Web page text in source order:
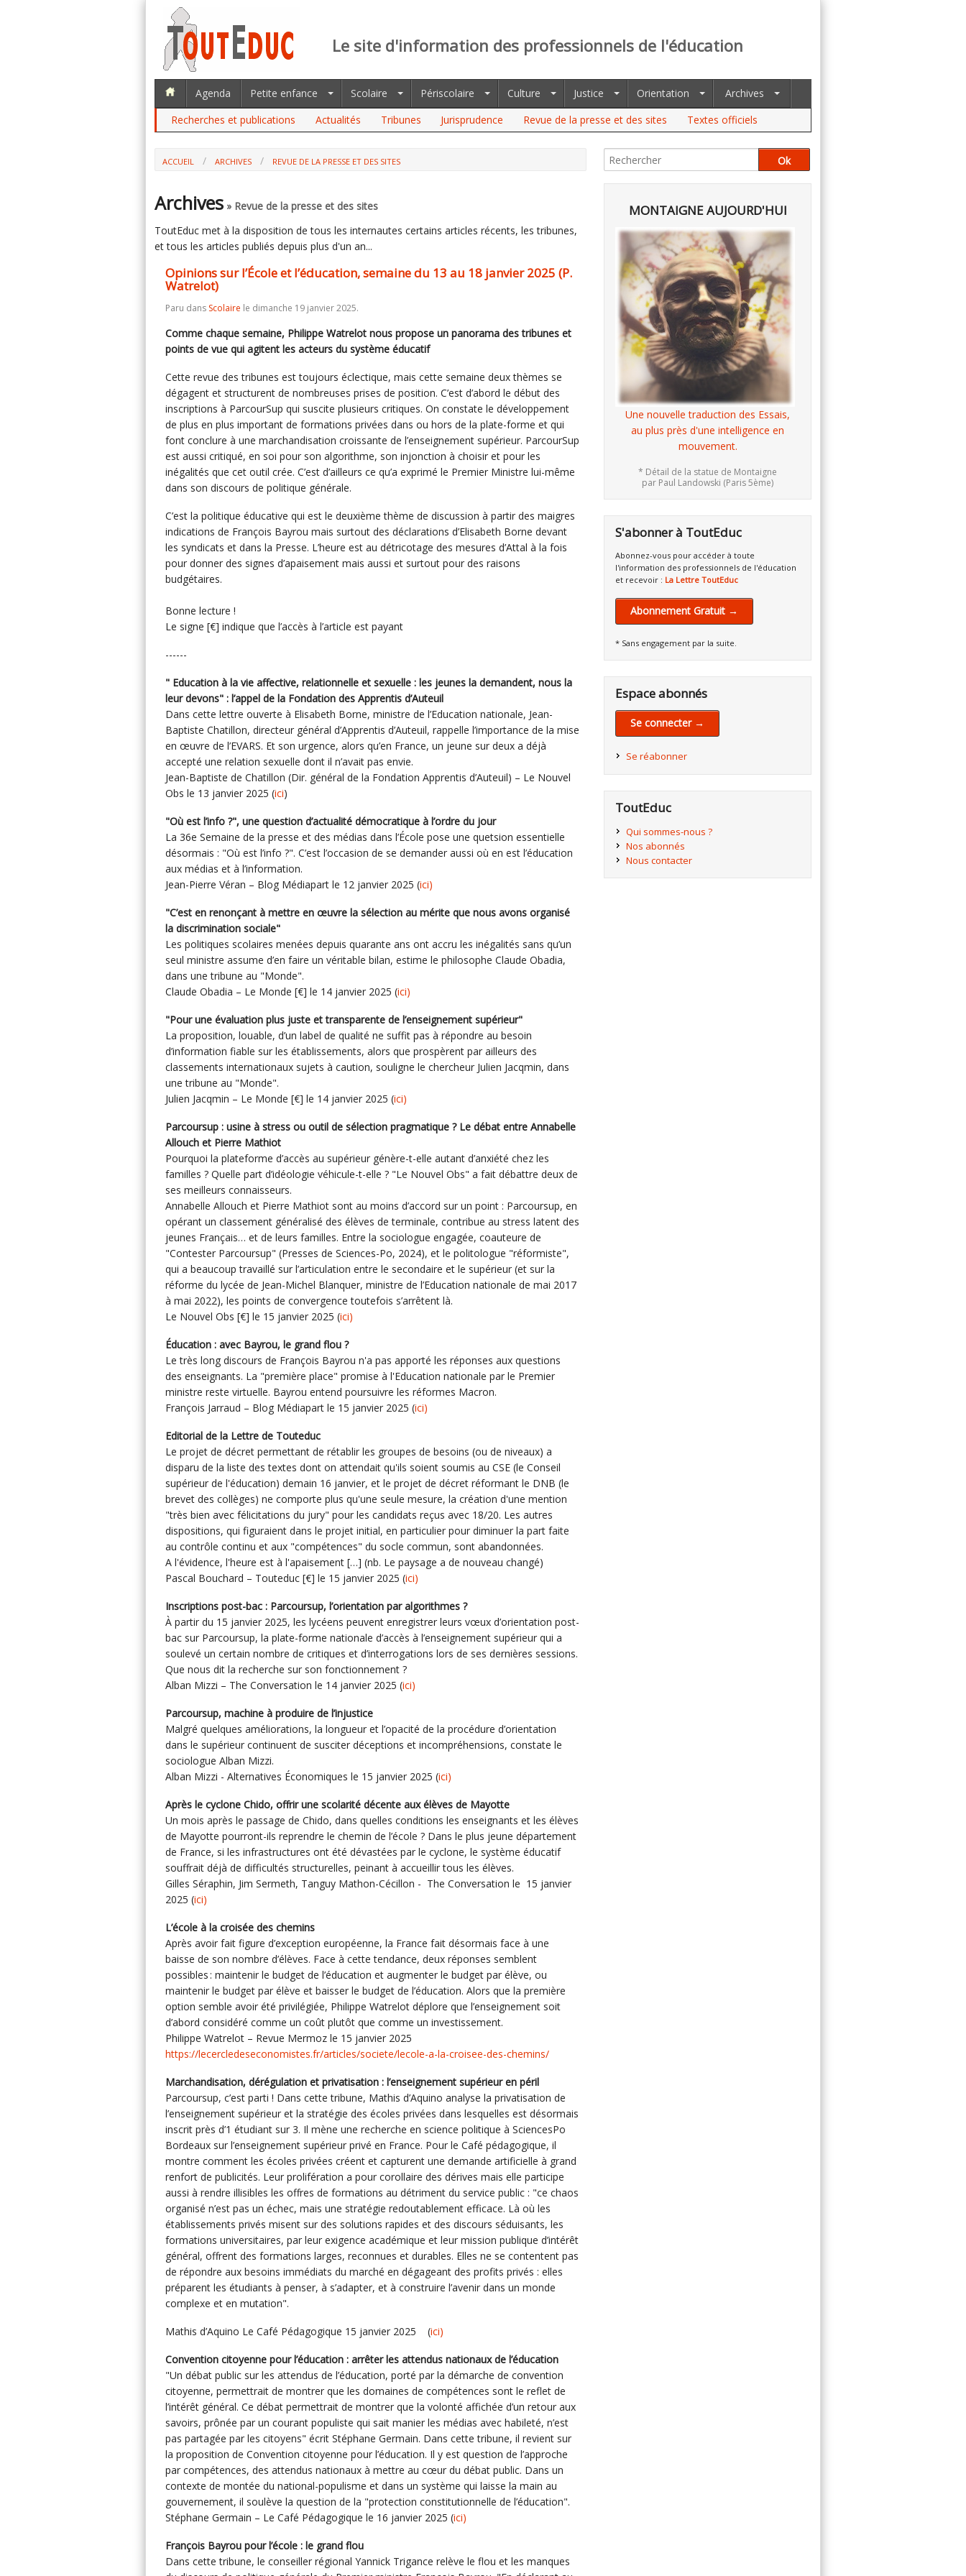
Le site d'information des professionnels de l'éducation
Agenda Petite enfance Scolaire Périscolaire Culture Justice Orientation
Archives
Recherches et publications
Actualités Tribunes Jurisprudence Revue de la presse et des sites Textes officiels
ACCUEIL ARCHIVES
REVUE DE LA PRESSE ET DES SITES
Archives » Revue de la presse et des sites
ToutEduc met à la disposition de tous les internautes certains articles récents, les tribunes,
et tous les articles publiés depuis plus d'un an...
Opinions sur l’École et l’éducation, semaine du 13 au 18 janvier 2025 (P.
Watrelot)
Paru dans Scolaire le dimanche 19 janvier 2025.
Comme chaque semaine, Philippe Watrelot nous propose un panorama des tribunes et
points de vue qui agitent les acteurs du système éducatif
Cette revue des tribunes est toujours éclectique, mais cette semaine deux thèmes se
dégagent et structurent de nombreuses prises de position. C’est d’abord le début des
inscriptions à ParcourSup qui suscite plusieurs critiques. On constate le développement
de plus en plus important de formations privées dans ou hors de la plate-forme et qui
font conclure à une marchandisation croissante de l’enseignement supérieur. ParcourSup
est aussi critiqué, en soi pour son algorithme, son injonction à choisir et pour les
inégalités que cet outil crée. C’est d’ailleurs ce qu’a exprimé le Premier Ministre lui-même
dans son discours de politique générale.
C’est la politique éducative qui est le deuxième thème de discussion à partir des maigres
indications de François Bayrou mais surtout des déclarations d’Elisabeth Borne devant
les syndicats et dans la Presse. L’heure est au détricotage des mesures d’Attal à la fois
pour donner des signes d’apaisement mais aussi et surtout pour des raisons
budgétaires.
Bonne lecture !
Le signe [€] indique que l’accès à l’article est payant
------
" Education à la vie affective, relationnelle et sexuelle : les jeunes la demandent, nous la
leur devons" : l’appel de la Fondation des Apprentis d’Auteuil
Dans cette lettre ouverte à Elisabeth Borne, ministre de l’Education nationale, Jean-
Baptiste Chatillon, directeur général d’Apprentis d’Auteuil, rappelle l’importance de la mise
en œuvre de l’EVARS. Et son urgence, alors qu’en France, un jeune sur deux a déjà
accepté une relation sexuelle dont il n’avait pas envie.
Jean-Baptiste de Chatillon (Dir. général de la Fondation Apprentis d’Auteuil) – Le Nouvel
Obs le 13 janvier 2025 (ici)
"Où est l’info ?", une question d’actualité démocratique à l’ordre du jour
La 36e Semaine de la presse et des médias dans l’École pose une quetsion essentielle
désormais : "Où est l’info ?". C’est l’occasion de se demander aussi où en est l’éducation
aux médias et à l’information.
Jean-Pierre Véran – Blog Médiapart le 12 janvier 2025 (ici)
"C’est en renonçant à mettre en œuvre la sélection au mérite que nous avons organisé
la discrimination sociale"
Les politiques scolaires menées depuis quarante ans ont accru les inégalités sans qu’un
seul ministre assume d’en faire un véritable bilan, estime le philosophe Claude Obadia,
dans une tribune au "Monde".
Claude Obadia – Le Monde [€] le 14 janvier 2025 (ici)
"Pour une évaluation plus juste et transparente de l’enseignement supérieur"
La proposition, louable, d’un label de qualité ne suffit pas à répondre au besoin
d’information fiable sur les établissements, alors que prospèrent par ailleurs des
classements internationaux sujets à caution, souligne le chercheur Julien Jacqmin, dans
une tribune au "Monde".
Julien Jacqmin – Le Monde [€] le 14 janvier 2025 (ici)
Parcoursup : usine à stress ou outil de sélection pragmatique ? Le débat entre Annabelle
Allouch et Pierre Mathiot
Pourquoi la plateforme d’accès au supérieur génère-t-elle autant d’anxiété chez les
familles ? Quelle part d’idéologie véhicule-t-elle ? "Le Nouvel Obs" a fait débattre deux de
ses meilleurs connaisseurs.
Annabelle Allouch et Pierre Mathiot sont au moins d’accord sur un point : Parcoursup, en
opérant un classement généralisé des élèves de terminale, contribue au stress latent des
jeunes Français… et de leurs familles. Entre la sociologue engagée, coauteure de
"Contester Parcoursup" (Presses de Sciences-Po, 2024), et le politologue "réformiste",
qui a beaucoup travaillé sur l’articulation entre le secondaire et le supérieur (et sur la
réforme du lycée de Jean-Michel Blanquer, ministre de l’Education nationale de mai 2017
à mai 2022), les points de convergence toutefois s’arrêtent là.
Le Nouvel Obs [€] le 15 janvier 2025 (ici)
Éducation : avec Bayrou, le grand flou ?
Le très long discours de François Bayrou n'a pas apporté les réponses aux questions
des enseignants. La "première place" promise à l'Education nationale par le Premier
ministre reste virtuelle. Bayrou entend poursuivre les réformes Macron.
François Jarraud – Blog Médiapart le 15 janvier 2025 (ici)
Editorial de la Lettre de Touteduc
Le projet de décret permettant de rétablir les groupes de besoins (ou de niveaux) a
disparu de la liste des textes dont on attendait qu'ils soient soumis au CSE (le Conseil
supérieur de l'éducation) demain 16 janvier, et le projet de décret réformant le DNB (le
brevet des collèges) ne comporte plus qu'une seule mesure, la création d'une mention
"très bien avec félicitations du jury" pour les candidats reçus avec 18/20. Les autres
dispositions, qui figuraient dans le projet initial, en particulier pour diminuer la part faite
au contrôle continu et aux "compétences" du socle commun, sont abandonnées.
A l'évidence, l'heure est à l'apaisement […] (nb. Le paysage a de nouveau changé)
Pascal Bouchard – Touteduc [€] le 15 janvier 2025 (ici)
Inscriptions post-bac : Parcoursup, l’orientation par algorithmes ?
À partir du 15 janvier 2025, les lycéens peuvent enregistrer leurs vœux d’orientation post-
bac sur Parcoursup, la plate-forme nationale d’accès à l’enseignement supérieur qui a
soulevé un certain nombre de critiques et d’interrogations lors de ses dernières sessions.
Que nous dit la recherche sur son fonctionnement ?
Alban Mizzi – The Conversation le 14 janvier 2025 (ici)
Parcoursup, machine à produire de l’injustice
Malgré quelques améliorations, la longueur et l’opacité de la procédure d’orientation
dans le supérieur continuent de susciter déceptions et incompréhensions, constate le
sociologue Alban Mizzi.
Alban Mizzi - Alternatives Économiques le 15 janvier 2025 (ici)
Après le cyclone Chido, offrir une scolarité décente aux élèves de Mayotte
Un mois après le passage de Chido, dans quelles conditions les enseignants et les élèves
de Mayotte pourront-ils reprendre le chemin de l’école ? Dans le plus jeune département
de France, si les infrastructures ont été dévastées par le cyclone, le système éducatif
souffrait déjà de difficultés structurelles, peinant à accueillir tous les élèves.
Gilles Séraphin, Jim Sermeth, Tanguy Mathon-Cécillon - The Conversation le 15 janvier
2025 (ici)
L’école à la croisée des chemins
Après avoir fait figure d’exception européenne, la France fait désormais face à une
baisse de son nombre d’élèves. Face à cette tendance, deux réponses semblent
possibles : maintenir le budget de l’éducation et augmenter le budget par élève, ou
maintenir le budget par élève et baisser le budget de l’éducation. Alors que la première
option semble avoir été privilégiée, Philippe Watrelot déplore que l’enseignement soit
d’abord considéré comme un coût plutôt que comme un investissement.
Philippe Watrelot – Revue Mermoz le 15 janvier 2025
https://lecercledeseconomistes.fr/articles/societe/lecole-a-la-croisee-des-chemins/
Marchandisation, dérégulation et privatisation : l’enseignement supérieur en péril
Parcoursup, c’est parti ! Dans cette tribune, Mathis d’Aquino analyse la privatisation de
l’enseignement supérieur et la stratégie des écoles privées dans lesquelles est désormais
inscrit près d’1 étudiant sur 3. Il mène une recherche en science politique à SciencesPo
Bordeaux sur l’enseignement supérieur privé en France. Pour le Café pédagogique, il
montre comment les écoles privées créent et capturent une demande artificielle à grand
renfort de publicités. Leur prolifération a pour corollaire des dérives mais elle participe
aussi à rendre illisibles les offres de formations au détriment du service public : "ce chaos
organisé n’est pas un échec, mais une stratégie redoutablement efficace. Là où les
établissements privés misent sur des solutions rapides et des discours séduisants, les
formations universitaires, par leur exigence académique et leur mission publique d’intérêt
général, offrent des formations larges, reconnues et durables. Elles ne se contentent pas
de répondre aux besoins immédiats du marché en dégageant des profits privés : elles
préparent les étudiants à penser, à s’adapter, et à construire l’avenir dans un monde
complexe et en mutation".
Mathis d’Aquino Le Café Pédagogique 15 janvier 2025 (ici)
Convention citoyenne pour l’éducation : arrêter les attendus nationaux de l’éducation
"Un débat public sur les attendus de l’éducation, porté par la démarche de convention
citoyenne, permettrait de montrer que les domaines de compétences sont le reflet de
l’intérêt général. Ce débat permettrait de montrer que la volonté affichée d’un retour aux
savoirs, prônée par un courant populiste qui sait manier les médias avec habileté, n’est
pas partagée par les citoyens" écrit Stéphane Germain. Dans cette tribune, il revient sur
la proposition de Convention citoyenne pour l’éducation. Il y est question de l’approche
par compétences, des attendus nationaux à mettre au cœur du débat public. Dans un
contexte de montée du national-populisme et dans un système qui laisse la main au
gouvernement, il soulève la question de la "protection constitutionnelle de l’éducation".
Stéphane Germain – Le Café Pédagogique le 16 janvier 2025 (ici)
François Bayrou pour l’école : le grand flou
Dans cette tribune, le conseiller régional Yannick Trigance relève le flou et les manques
MONTAIGNE AUJOURD'HUI
Une nouvelle traduction des Essais,
au plus près d'une intelligence en
mouvement.
* Détail de la statue de Montaigne
par Paul Landowski (Paris 5ème)
S'abonner à ToutEduc
Abonnez-vous pour accéder à toute
l'information des professionnels de l'éducation
et recevoir : La Lettre ToutEduc
Abonnement Gratuit →
* Sans engagement par la suite.
Espace abonnés
Se connecter →
Se réabonner
ToutEduc
Qui sommes-nous ?
Nos abonnés
Nous contacter